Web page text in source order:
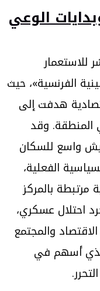
الوعي
للاستعمار
الفرنسية»، حيث
هدفت إلى
المنطقة. وقد
واسع للسكان
الفعلية،
مرتبطة بالمركز
احتلال عسكري،
والمجتمع
الذي أسهم في